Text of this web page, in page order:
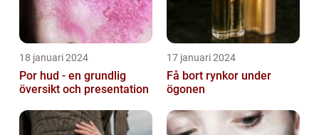
18 januari 2024
Por hud - en grundlig
översikt och presentation
17 januari 2024
Få bort rynkor under
ögonen